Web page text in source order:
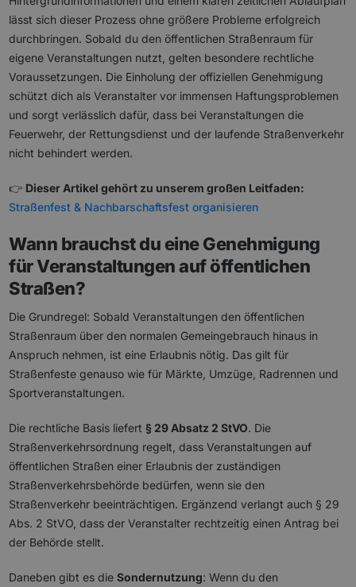
lässt sich dieser Prozess ohne größere Probleme erfolgreich
durchbringen. Sobald du den öffentlichen Straßenraum für
eigene Veranstaltungen nutzt, gelten besondere rechtliche
Voraussetzungen. Die Einholung der offiziellen Genehmigung
schützt dich als Veranstalter vor immensen Haftungsproblemen
und sorgt verlässlich dafür, dass bei Veranstaltungen die
Feuerwehr, der Rettungsdienst und der laufende Straßenverkehr
nicht behindert werden.
👉 Dieser Artikel gehört zu unserem großen Leitfaden:
Straßenfest & Nachbarschaftsfest organisieren
Wann brauchst du eine Genehmigung
für Veranstaltungen auf öffentlichen
Straßen?
Die Grundregel: Sobald Veranstaltungen den öffentlichen
Straßenraum über den normalen Gemeingebrauch hinaus in
Anspruch nehmen, ist eine Erlaubnis nötig. Das gilt für
Straßenfeste genauso wie für Märkte, Umzüge, Radrennen und
Sportveranstaltungen.
Die rechtliche Basis liefert§ 29 Absatz 2 StVO. Die
Straßenverkehrsordnung regelt, dass Veranstaltungen auf
öffentlichen Straßen einer Erlaubnis der zuständigen
Straßenverkehrsbehörde bedürfen, wenn sie den
Straßenverkehr beeinträchtigen. Ergänzend verlangt auch § 29
Abs. 2 StVO, dass der Veranstalter rechtzeitig einen Antrag bei
der Behörde stellt.
Daneben gibt es dieSondernutzung: Wenn du den